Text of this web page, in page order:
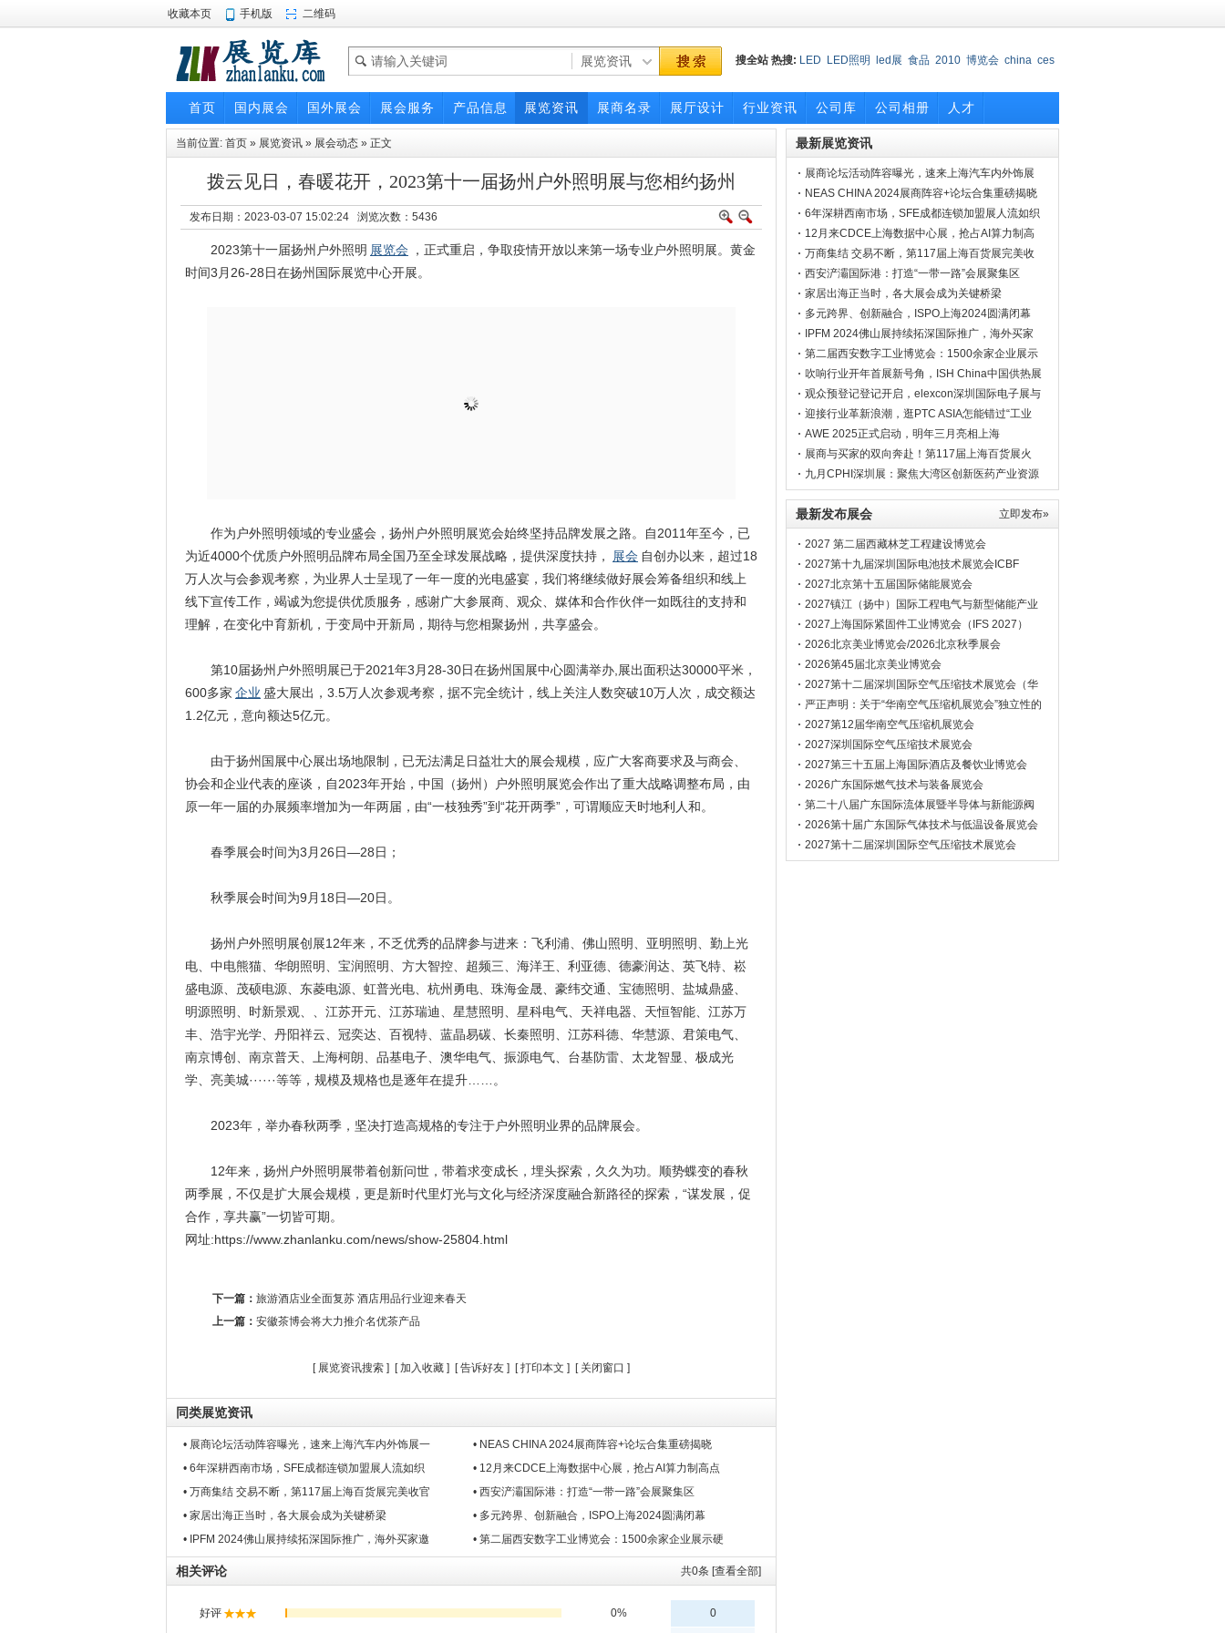
收藏本页 手机版 二维码
搜全站 热搜: LED LED照明 led展 食品 2010 博览会 china ces
首页 国内展会 国外展会 展会服务 产品信息 展览资讯 展商名录 展厅设计 行业资讯 公司库 公司相册 人才
当前位置: 首页 » 展览资讯 » 展会动态 » 正文
拨云见日，春暖花开，2023第十一届扬州户外照明展与您相约扬州
发布日期：2023-03-07 15:02:24 浏览次数： 5436
2023第十一届扬州户外照明 展览会 ，正式重启，争取疫情开放以来第一场专业户外照明展。黄金
时间3月26-28日在扬州国际展览中心开展。
作为户外照明领域的专业盛会，扬州户外照明展览会始终坚持品牌发展之路。自2011年至今，已
为近4000个优质户外照明品牌布局全国乃至全球发展战略，提供深度扶持，
展会 自创办以来，超过18
万人次与会参观考察，为业界人士呈现了一年一度的光电盛宴，我们将继续做好展会筹备组织和线上
线下宣传工作，竭诚为您提供优质服务，感谢广大参展商、观众、媒体和合作伙伴一如既往的支持和
理解，在变化中育新机，于变局中开新局，期待与您相聚扬州，共享盛会。
第10届扬州户外照明展已于2021年3月28-30日在扬州国展中心圆满举办,展出面积达30000平米，
600多家 企业 盛大展出，3.5万人次参观考察，据不完全统计，线上关注人数突破10万人次，成交额达
1.2亿元，意向额达5亿元。
由于扬州国展中心展出场地限制，已无法满足日益壮大的展会规模，应广大客商要求及与商会、
协会和企业代表的座谈，自2023年开始，中国（扬州）户外照明展览会作出了重大战略调整布局，由
原一年一届的办展频率增加为一年两届，由“一枝独秀”到“花开两季”，可谓顺应天时地利人和。
春季展会时间为3月26日—28日；
秋季展会时间为9月18日—20日。
扬州户外照明展创展12年来，不乏优秀的品牌参与进来：飞利浦、佛山照明、亚明照明、勤上光
电、中电熊猫、华朗照明、宝润照明、方大智控、超频三、海洋王、利亚德、德豪润达、英飞特、崧
盛电源、茂硕电源、东菱电源、虹普光电、杭州勇电、珠海金晟、豪纬交通、宝德照明、盐城鼎盛、
明源照明、时新景观、、江苏开元、江苏瑞迪、星慧照明、星科电气、天祥电器、天恒智能、江苏万
丰、浩宇光学、丹阳祥云、冠奕达、百视特、蓝晶易碳、长秦照明、江苏科德、华慧源、君策电气、
南京博创、南京普天、上海柯朗、品基电子、澳华电气、振源电气、台基防雷、太龙智显、极成光
学、亮美城······等等，规模及规格也是逐年在提升……。
2023年，举办春秋两季，坚决打造高规格的专注于户外照明业界的品牌展会。
12年来，扬州户外照明展带着创新问世，带着求变成长，埋头探索，久久为功。顺势蝶变的春秋
两季展，不仅是扩大展会规模，更是新时代里灯光与文化与经济深度融合新路径的探索，“谋发展，促
合作，享共赢”一切皆可期。
网址:https://www.zhanlanku.com/news/show-25804.html
下一篇： 旅游酒店业全面复苏 酒店用品行业迎来春天
上一篇： 安徽茶博会将大力推介名优茶产品
[ 展览资讯搜索 ] [加入收藏 ] [告诉好友 ] [打印本文 ] [ 关闭窗口 ]
同类展览资讯
• 展商论坛活动阵容曝光，速来上海汽车内外饰展一
• NEAS CHINA 2024展商阵容+论坛合集重磅揭晓
• 6年深耕西南市场，SFE成都连锁加盟展人流如织
• 12月来CDCE上海数据中心展，抢占AI算力制高点
• 万商集结 交易不断，第117届上海百货展完美收官
• 西安浐灞国际港：打造“一带一路”会展聚集区
• 家居出海正当时，各大展会成为关键桥梁
• 多元跨界、创新融合，ISPO上海2024圆满闭幕
• IPFM 2024佛山展持续拓深国际推广，海外买家邀
• 第二届西安数字工业博览会：1500余家企业展示硬
共0条 [查看全部]
相关评论
最新展览资讯
展商论坛活动阵容曝光，速来上海汽车内外饰展
一探究竟
NEAS CHINA 2024展商阵容+论坛合集重磅揭晓
6年深耕西南市场，SFE成都连锁加盟展人流如织
12月来CDCE上海数据中心展，抢占AI算力制高
点
万商集结 交易不断，第117届上海百货展完美收
官
西安浐灞国际港：打造“一带一路”会展聚集区
家居出海正当时，各大展会成为关键桥梁
多元跨界、创新融合，ISPO上海2024圆满闭幕
IPFM 2024佛山展持续拓深国际推广，海外买家
邀约
第二届西安数字工业博览会：1500余家企业展示
硬实力
吹响行业开年首展新号角，ISH China中国供热展
定档二月
观众预登记登记开启，elexcon深圳国际电子展与
您8月相见
迎接行业革新浪潮，逛PTC ASIA怎能错过“工业
湾”？
AWE 2025正式启动，明年三月亮相上海
展商与买家的双向奔赴！第117届上海百货展火
热进行中
九月CPHI深圳展：聚焦大湾区创新医药产业资源
立即发布»
最新发布展会
2027 第二届西藏林芝工程建设博览会
2027第十九届深圳国际电池技术展览会ICBF
2027北京第十五届国际储能展览会
2027镇江（扬中）国际工程电气与新型储能产业
博览会
2027上海国际紧固件工业博览会（IFS 2027）
2026北京美业博览会/2026北京秋季展会
2026第45届北京美业博览会
2027第十二届深圳国际空气压缩技术展览会（华
南空压机展会）
严正声明：关于“华南空气压缩机展览会”独立性的
声明
2027第12届华南空气压缩机展览会
2027深圳国际空气压缩技术展览会
2027第三十五届上海国际酒店及餐饮业博览会
2026广东国际燃气技术与装备展览会
第二十八届广东国际流体展暨半导体与新能源阀
门管道展览会
2026第十届广东国际气体技术与低温设备展览会
2027第十二届深圳国际空气压缩技术展览会